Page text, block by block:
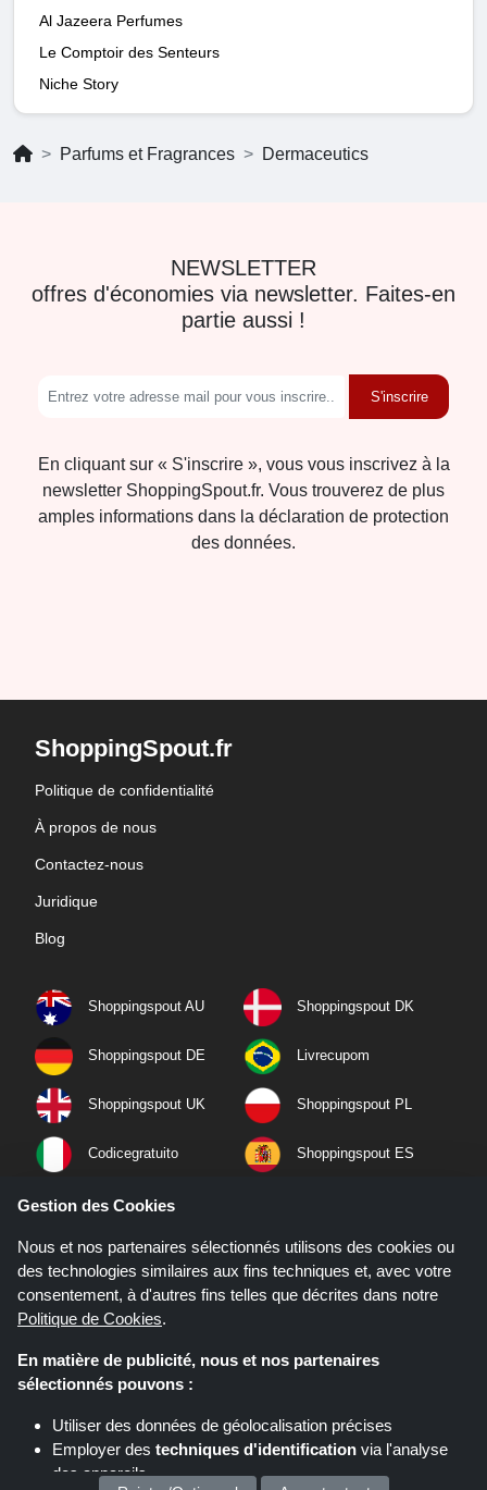
Al Jazeera Perfumes
Le Comptoir des Senteurs
Niche Story
Parfums et Fragrances Dermaceutics
NEWSLETTER
offres d'économies via newsletter. Faites-en
partie aussi !
S'inscrire
En cliquant sur « S'inscrire », vous vous inscrivez à la
newsletter ShoppingSpout.fr. Vous trouverez de plus
amples informations dans la déclaration de protection
des données.
ShoppingSpout.fr
Politique de confidentialité
À propos de nous
Contactez-nous
Juridique
Blog
Shoppingspout AU Shoppingspout DK
Shoppingspout DE Livrecupom
Shoppingspout UK Shoppingspout PL
Codicegratuito Shoppingspout ES
Shoppingspout NL
Shoppingspout PT Shoppingspout NO
Gestion des Cookies
Nous et nos partenaires sélectionnés utilisons des cookies ou
des technologies similaires aux fins techniques et, avec votre
consentement, à d'autres fins telles que décrites dans notre
Politique de Cookies.
En matière de publicité, nous et nos partenaires
sélectionnés pouvons :
Utiliser des données de géolocalisation précises
Employer des techniques d'identification via l'analyse
des appareils